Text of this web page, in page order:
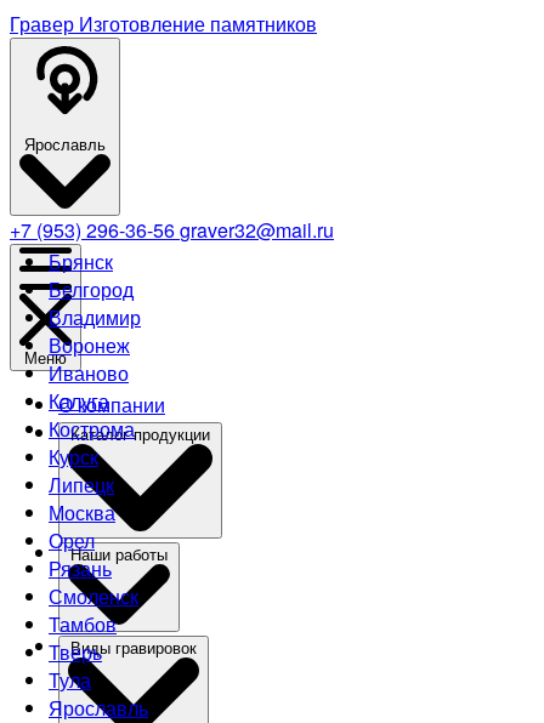
Гравер Изготовление памятников
Ярославль
Брянск
Белгород
Владимир
Воронеж
Иваново
Калуга
Кострома
Курск
Липецк
Москва
Орел
Рязань
Смоленск
Тамбов
Тверь
Тула
Ярославль
+7 (953) 296-36-56graver32@mail.ru
Меню
О компании